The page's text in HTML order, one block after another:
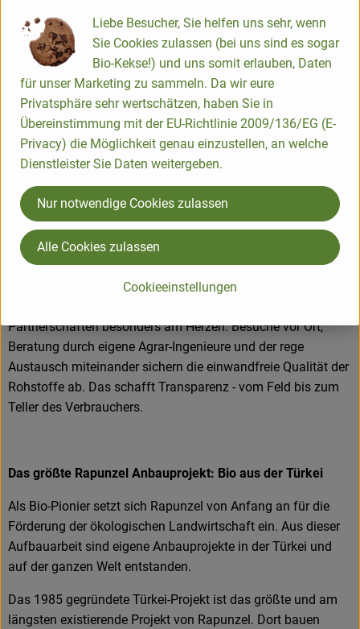
Kaffee zum Kernsortiment. Die Hälfte dieser Produkte wird in
Legau im Allgäu hergestellt oder verarbeitet.
Produkte in bester Bio-Qualität
Produktqualität steht bei Rapunzel an erster Stelle. Das
Qualitätssicherungs-Team nimmt daher eine
Schlüsselposition im Unternehmen ein. Die Kontrollen der
Rohstoffe beginnen bereits auf dem Feld. Bei Wareneingang
werden alle Rohstoffe und Produkte beprobt. Zusätzlich
werden sie durch anerkannte externe Labors unabhängig
analysiert.
Wie schon zu Beginn liegen Rapunzel auch heute die
Partnerschaften besonders am Herzen. Besuche vor Ort,
Beratung durch eigene Agrar-Ingenieure und der rege
Austausch miteinander sichern die einwandfreie Qualität der
Rohstoffe ab. Das schafft Transparenz - vom Feld bis zum
Teller des Verbrauchers.
Das größte Rapunzel Anbauprojekt: Bio aus der Türkei
Als Bio-Pionier setzt sich Rapunzel von Anfang an für die
Förderung der ökologischen Landwirtschaft ein. Aus dieser
Aufbauarbeit sind eigene Anbauprojekte in der Türkei und
auf der ganzen Welt entstanden.
Das 1985 gegründete Türkei-Projekt ist das größte und am
längsten existierende Projekt von Rapunzel. Dort bauen
Liebe Besucher, Sie helfen uns sehr, wenn
Sie Cookies zulassen (bei uns sind es sogar
Bio-Kekse!) und uns somit erlauben, Daten
für unser Marketing zu sammeln. Da wir eure
Privatsphäre sehr wertschätzen, haben Sie in
Übereinstimmung mit der EU-Richtlinie 2009/136/EG (E-
Privacy) die Möglichkeit genau einzustellen, an welche
Dienstleister Sie Daten weitergeben.
Cookieeinstellungen
Nur notwendige Cookies zulassen
Alle Cookies zulassen